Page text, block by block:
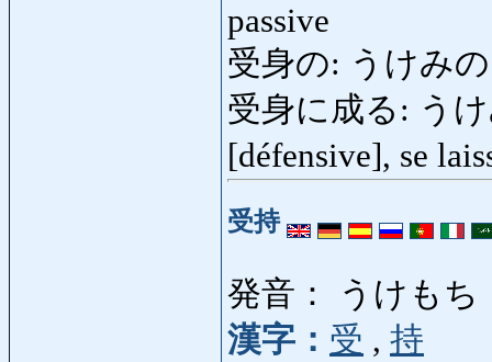
passive
受身の: うけみの
受身に成る: うけ
[défensive], se
受持
発音： うけもち
漢字： 受 , 持